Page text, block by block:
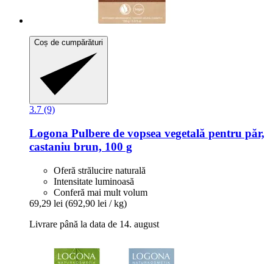
Coș de cumpărături
3.7 (9)
Logona Pulbere de vopsea vegetală pentru păr,
castaniu brun, 100 g
Oferă strălucire naturală
Intensitate luminoasă
Conferă mai mult volum
69,29 lei (692,90 lei / kg)
Livrare până la data de 14. august